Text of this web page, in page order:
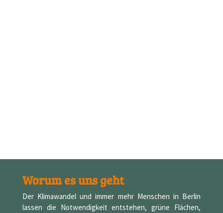
Worum es uns geht
Der Klimawandel und immer mehr Menschen in Berlin
lassen die Notwendigkeit entstehen, grüne Flächen,